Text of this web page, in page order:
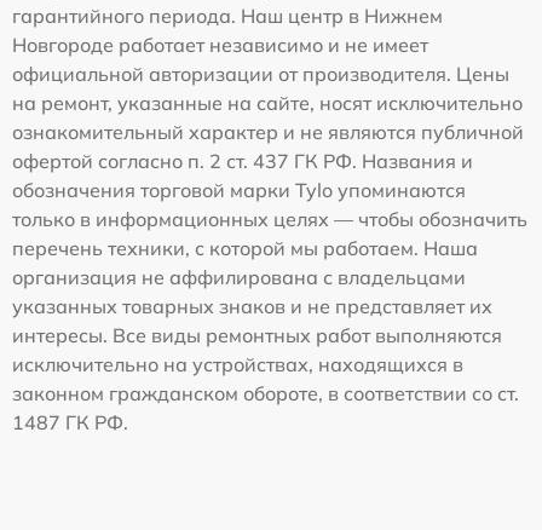
гарантийного периода. Наш центр в Нижнем
Новгороде работает независимо и не имеет
официальной авторизации от производителя. Цены
на ремонт, указанные на сайте, носят исключительно
ознакомительный характер и не являются публичной
офертой согласно п. 2 ст. 437 ГК РФ. Названия и
обозначения торговой марки Tylo упоминаются
только в информационных целях — чтобы обозначить
перечень техники, с которой мы работаем. Наша
организация не аффилирована с владельцами
указанных товарных знаков и не представляет их
интересы. Все виды ремонтных работ выполняются
исключительно на устройствах, находящихся в
законном гражданском обороте, в соответствии со ст.
1487 ГК РФ.